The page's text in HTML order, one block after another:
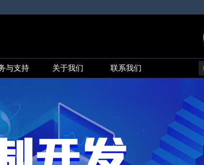
与支持 关于我们 联系我们